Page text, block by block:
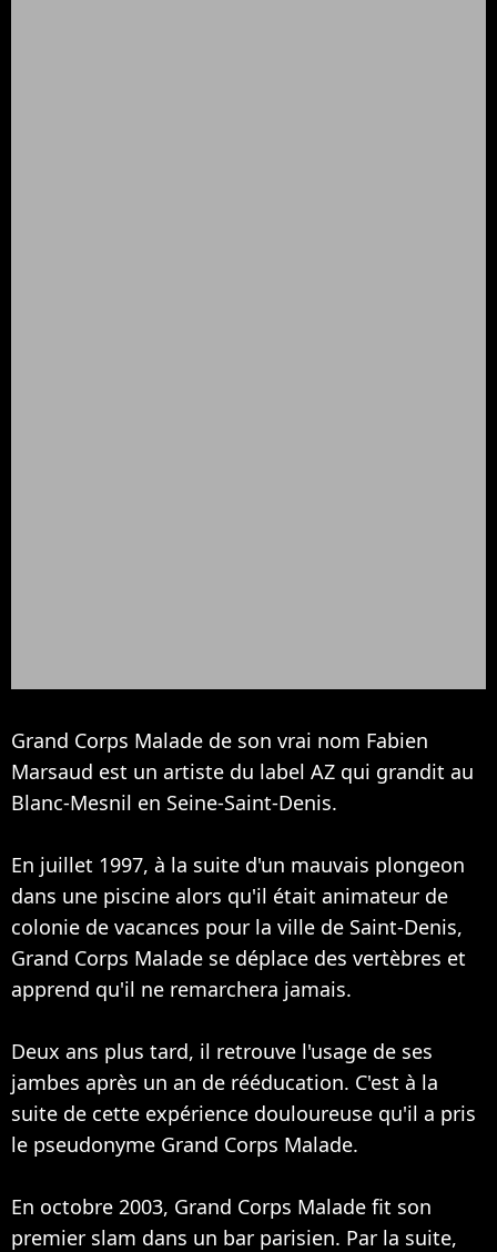
Grand Corps Malade de son vrai nom Fabien
Marsaud est un artiste du label AZ qui grandit au
Blanc-Mesnil en Seine-Saint-Denis.
En juillet 1997, à la suite d'un mauvais plongeon
dans une piscine alors qu'il était animateur de
colonie de vacances pour la ville de Saint-Denis,
Grand Corps Malade se déplace des vertèbres et
apprend qu'il ne remarchera jamais.
Deux ans plus tard, il retrouve l'usage de ses
jambes après un an de rééducation. C'est à la
suite de cette expérience douloureuse qu'il a pris
le pseudonyme Grand Corps Malade.
En octobre 2003, Grand Corps Malade fit son
premier slam dans un bar parisien. Par la suite,